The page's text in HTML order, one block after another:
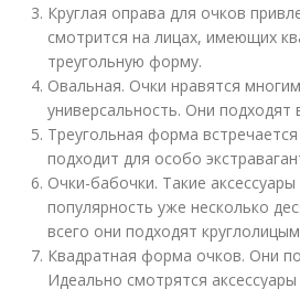
Круглая оправа для очков
смотрится на лицах, имеющих
треугольную форму.
Овальная. Очки нравятся
универсальность. Они подходят
Треугольная форма
подходит для особо
Очки-бабочки. Такие
популярность уже несколько
всего они подходят
Квадратная форма очков. Они
Идеально смотрятся